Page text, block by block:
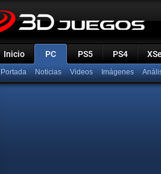
Inicio PC PS5 PS4
Portada Noticias Videos Imágenes